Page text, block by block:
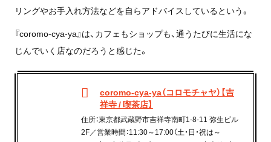
リングやお手入れ方法などを自らアドバイスしているという。
『coromo-cya-ya』は、カフェもショップも、 通うたびに生活にな
じんでいく店なのだろうと感じた。
coromo-cya-ya（コロモチャヤ）【吉
祥寺 / 喫茶店】
住所：東京都武蔵野市吉祥寺南町1-8-11 弥生ビル
2F／営業時間：11:30～17:00（土・日・祝は～